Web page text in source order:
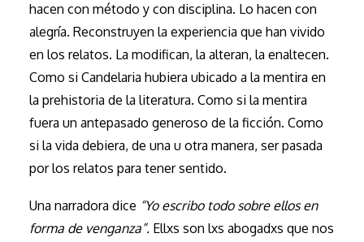
hacen con método y con disciplina. Lo hacen con
alegría. Reconstruyen la experiencia que han vivido
en los relatos. La modifican, la alteran, la enaltecen.
Como si Candelaria hubiera ubicado a la mentira en
la prehistoria de la literatura. Como si la mentira
fuera un antepasado generoso de la ficción. Como
si la vida debiera, de una u otra manera, ser pasada
por los relatos para tener sentido.
Una narradora dice “Yo escribo todo sobre ellos en
forma de venganza”. Ellxs son lxs abogadxs que nos